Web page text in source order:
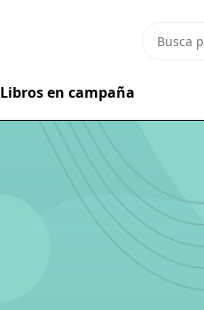
Libros en campaña